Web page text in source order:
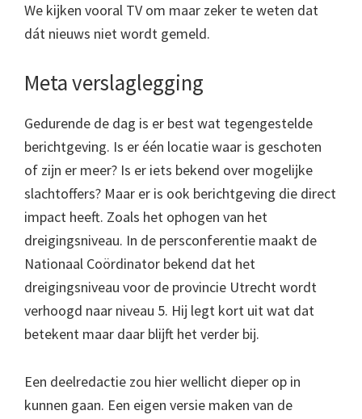
We kijken vooral TV om maar zeker te weten dat
dát nieuws niet wordt gemeld.
Meta verslaglegging
Gedurende de dag is er best wat tegengestelde
berichtgeving. Is er één locatie waar is geschoten
of zijn er meer? Is er iets bekend over mogelijke
slachtoffers? Maar er is ook berichtgeving die direct
impact heeft. Zoals het ophogen van het
dreigingsniveau. In de persconferentie maakt de
Nationaal Coördinator bekend dat het
dreigingsniveau voor de provincie Utrecht wordt
verhoogd naar niveau 5. Hij legt kort uit wat dat
betekent maar daar blijft het verder bij.
Een deelredactie zou hier wellicht dieper op in
kunnen gaan. Een eigen versie maken van de